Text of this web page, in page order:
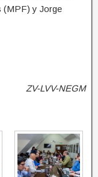
(MPF) y Jorge
ZV-LVV-NEGM